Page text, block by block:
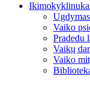
Ugdymas
Vaiko
Pradedu
Vaikų
Vaiko